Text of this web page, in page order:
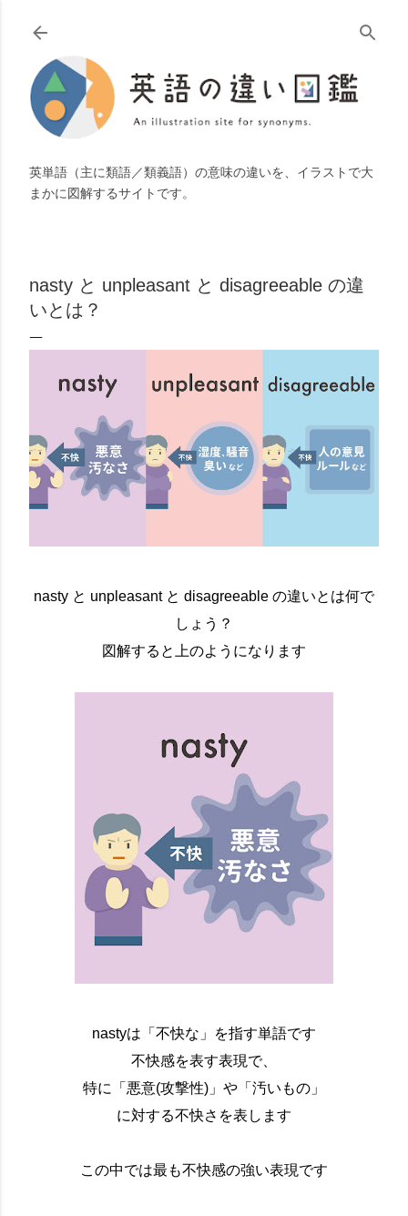
スキップしてメイン コンテンツに移動
英単語（主に類語／類義語）の意味の違いを、イラストで大
まかに図解するサイトです。
nasty と unpleasant と disagreeable の違
いとは？
nasty と unpleasant と disagreeable の違いとは何で
しょう？
図解すると上のようになります
nastyは「不快な」を指す単語です
不快感を表す表現で、
特に「悪意(攻撃性)」や「汚いもの」
に対する不快さを表します
この中では最も不快感の強い表現です